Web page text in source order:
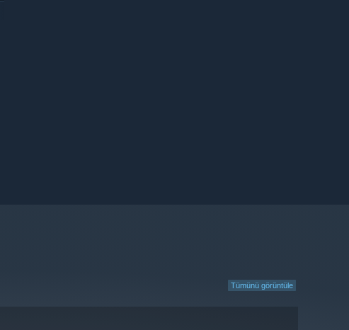
Tümünü görüntüle